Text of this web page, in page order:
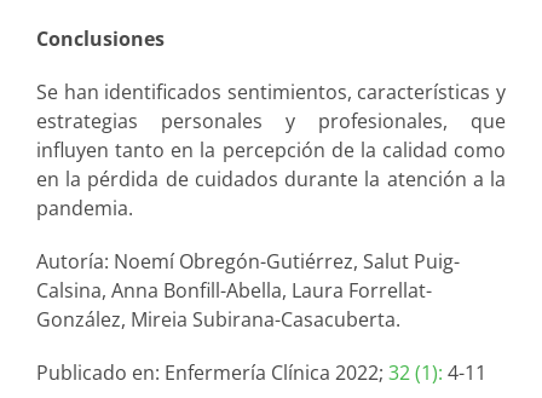
Conclusiones
Se han identificados sentimientos, características y
estrategias personales y profesionales, que
influyen tanto en la percepción de la calidad como
en la pérdida de cuidados durante la atención a la
pandemia.
Autoría: Noemí Obregón-Gutiérrez, Salut Puig-
Calsina, Anna Bonfill-Abella, Laura Forrellat-
González, Mireia Subirana-Casacuberta.
Publicado en: Enfermería Clínica 2022; 32 (1): 4-11